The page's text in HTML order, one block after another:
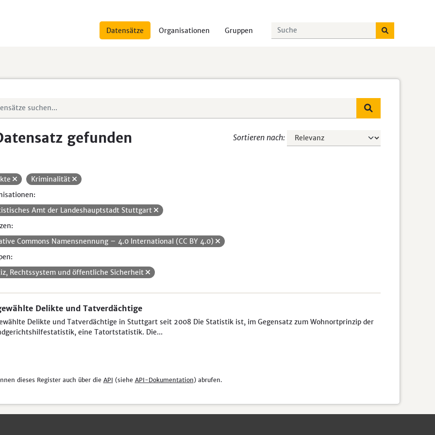
Datensätze Organisationen Gruppen
Sortieren nach
gefunden
Kriminalität
Amt der Landeshauptstadt Stuttgart
Commons Namensnennung – 4.0 International (CC BY 4.0)
Rechtssystem und öffentliche Sicherheit
Delikte und Tatverdächtige
Delikte und Tatverdächtige in Stuttgart seit 2008 Die Statistik ist, im Gegensatz zum Wohnortprinzip der
eine Tatortstatistik. Die...
dieses Register auch über die API (siehe API-Dokumentation) abrufen.